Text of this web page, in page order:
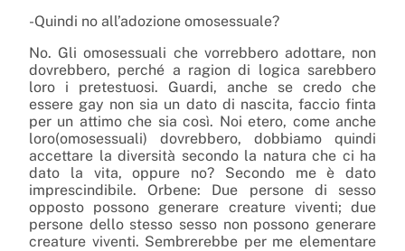
-Quindi no all’adozione omosessuale?
No. Gli omosessuali che vorrebbero adottare, non
dovrebbero, perché a ragion di logica sarebbero
loro i pretestuosi. Guardi, anche se credo che
essere gay non sia un dato di nascita, faccio finta
per un attimo che sia così. Noi etero, come anche
loro(omosessuali) dovrebbero, dobbiamo quindi
accettare la diversità secondo la natura che ci ha
dato la vita, oppure no? Secondo me è dato
imprescindibile. Orbene: Due persone di sesso
opposto possono generare creature viventi; due
persone dello stesso sesso non possono generare
creature viventi. Sembrerebbe per me elementare